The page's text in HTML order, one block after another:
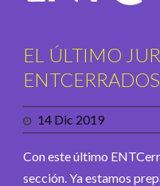
EL ÚLTIMO
ENTCERRADOS
14 Dic 2019
Con este último
sección. Ya estamos